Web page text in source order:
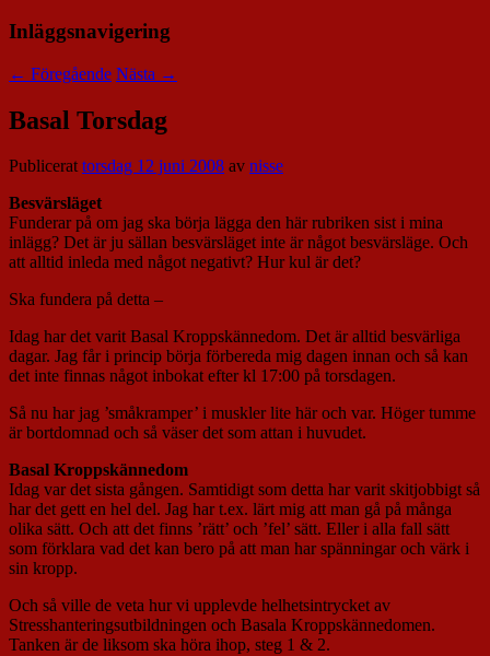
Inläggsnavigering
← Föregående Nästa →
Basal Torsdag
Publicerattorsdag 12 juni 2008 av nisse
Besvärsläget
Funderar på om jag ska börja lägga den här rubriken sist i mina
inlägg? Det är ju sällan besvärsläget inte är något besvärsläge. Och
att alltid inleda med något negativt? Hur kul är det?
Ska fundera på detta –
Idag har det varit Basal Kroppskännedom. Det är alltid besvärliga
dagar. Jag får i princip börja förbereda mig dagen innan och så kan
det inte finnas något inbokat efter kl 17:00 på torsdagen.
Så nu har jag ’småkramper’ i muskler lite här och var. Höger tumme
är bortdomnad och så väser det som attan i huvudet.
Basal Kroppskännedom
Idag var det sista gången. Samtidigt som detta har varit skitjobbigt så
har det gett en hel del. Jag har t.ex. lärt mig att man gå på många
olika sätt. Och att det finns ’rätt’ och ’fel’ sätt. Eller i alla fall sätt
som förklara vad det kan bero på att man har spänningar och värk i
sin kropp.
Och så ville de veta hur vi upplevde helhetsintrycket av
Stresshanteringsutbildningen och Basala Kroppskännedomen.
Tanken är de liksom ska höra ihop, steg 1 & 2.